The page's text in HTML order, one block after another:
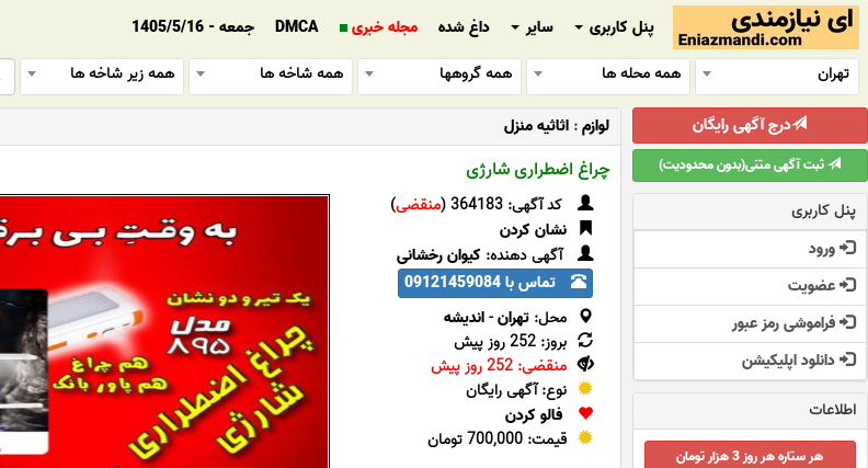
پنل کاربری سایر داغ شده مجله خبری DMCA
جمعه - 1405/5/16
تهران
همه محله ها همه گروهها همه شاخه ها همه زیر شاخه ها
لوازم:اثاثیه منزل
چراغ اضطراری شارژی
کد آگهی: 364183 ( منقضی)
نشان کردن
آگهی دهنده: کیوان رخشانی
تماس با 09121459084
محل:تهران-اندیشه
بروز: 252 روز پیش
منقضی: 252 روز پیش
نوع: آگهی رایگان
فالو کردن
قیمت: 700,000 تومان
درج آگهی رایگان
ثبت آگهی متنی(بدون محدودیت)
پنل کاربری
ورود
عضویت
فراموشی رمز عبور
دانلود اپلیکیشن
اطلاعات
هر ستاره هر روز 3 هزار تومان